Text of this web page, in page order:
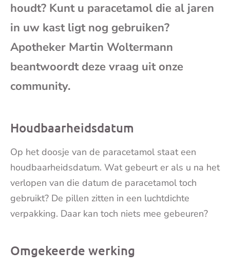
houdt? Kunt u paracetamol die al jaren
in uw kast ligt nog gebruiken?
Apotheker Martin Woltermann
beantwoordt deze vraag uit onze
community.
Houdbaarheidsdatum
Op het doosje van de paracetamol staat een
houdbaarheidsdatum. Wat gebeurt er als u na het
verlopen van die datum de paracetamol toch
gebruikt? De pillen zitten in een luchtdichte
verpakking. Daar kan toch niets mee gebeuren?
Omgekeerde werking